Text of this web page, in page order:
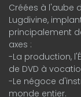
Créées à l'aube
Lugdivine,
principalement
axes :
-La production,
de DVD à
-Le négoce
monde entier.